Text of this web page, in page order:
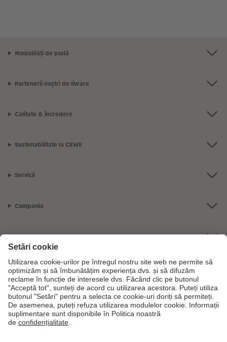
Modalități de plată
Partenerii noștri de livrare
Calitate & Încredere
Sustenabilitate la CEWE
Servicii
Compania
Gama de produse
CEWE Fotolumea